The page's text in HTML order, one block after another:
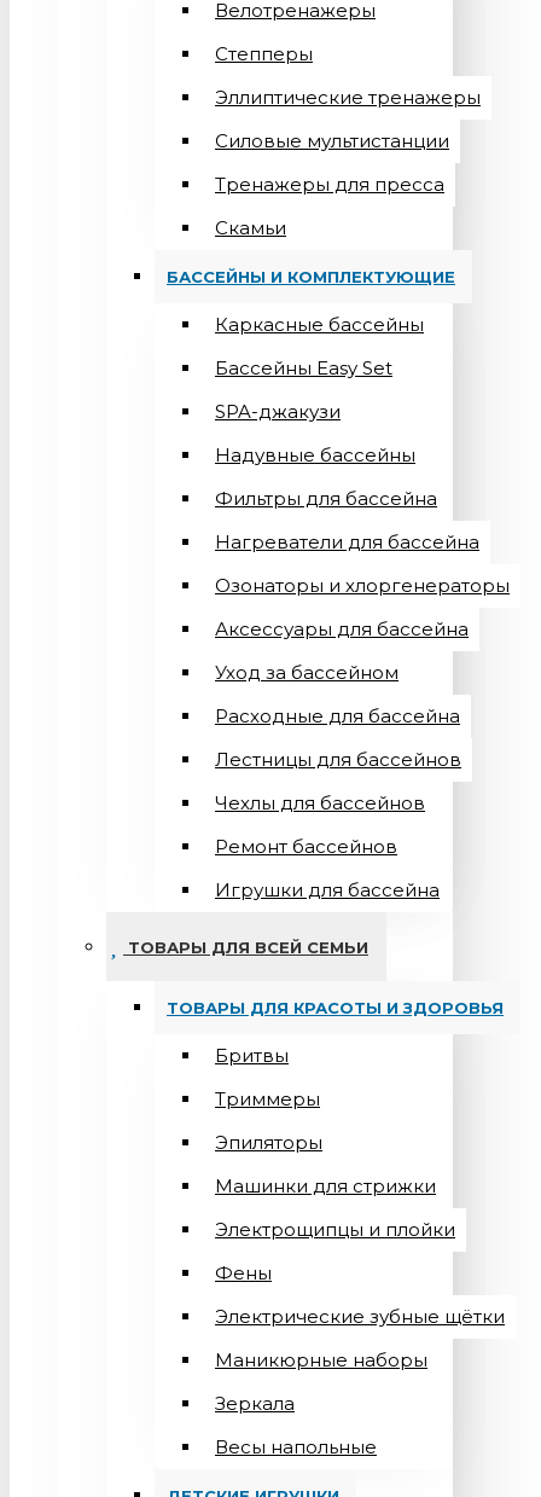
Велотренажеры
Степперы
Эллиптические тренажеры
Силовые мультистанции
Тренажеры для пресса
Скамьи
БАССЕЙНЫ И КОМПЛЕКТУЮЩИЕ
Каркасные бассейны
Бассейны Easy Set
SPA-джакузи
Надувные бассейны
Фильтры для бассейна
Нагреватели для бассейна
Озонаторы и хлоргенераторы
Аксессуары для бассейна
Уход за бассейном
Расходные для бассейна
Лестницы для бассейнов
Чехлы для бассейнов
Ремонт бассейнов
Игрушки для бассейна
ТОВАРЫ ДЛЯ ВСЕЙ СЕМЬИ
ТОВАРЫ ДЛЯ КРАСОТЫ И ЗДОРОВЬЯ
Бритвы
Триммеры
Эпиляторы
Машинки для стрижки
Электрощипцы и плойки
Фены
Электрические зубные щётки
Маникюрные наборы
Зеркала
Весы напольные